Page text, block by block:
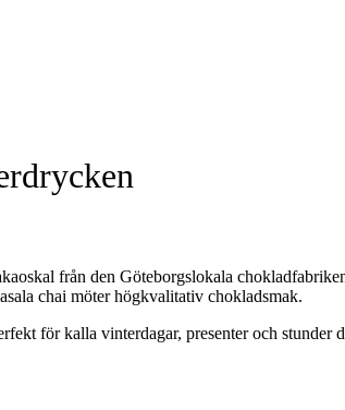
från den Göteborgslokala
chai möter högkvalitativ chokladsmak.
för kalla vinterdagar, presenter och stunder